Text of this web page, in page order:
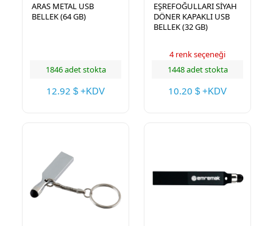
ARAS METAL USB
BELLEK (64 GB)
1846 adet stokta
12.92 $ +KDV
EŞREFOĞULLARI SİYAH
DÖNER KAPAKLI USB
BELLEK (32 GB)
4 renk seçeneği
1448 adet stokta
10.20 $ +KDV